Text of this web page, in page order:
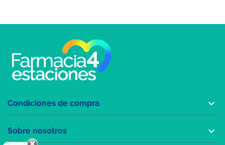
Condiciones de compra 
Sobre nosotros 